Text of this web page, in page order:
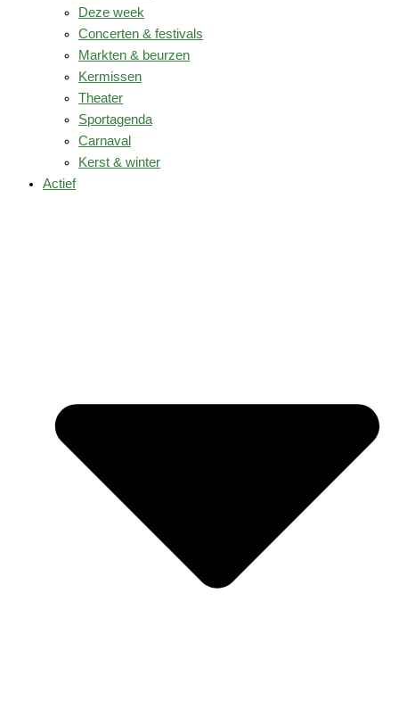
Deze week
Concerten & festivals
Markten & beurzen
Kermissen
Theater
Sportagenda
Carnaval
Kerst & winter
Actief